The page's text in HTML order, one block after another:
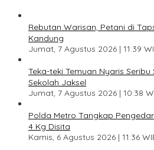
Rebutan Warisan, Petani di
Kandung
Jumat, 7 Agustus 2026 | 11:39
Teka-teki Temuan Nyaris
Sekolah Jaksel
Jumat, 7 Agustus 2026 | 10:38
Polda Metro Tangkap
4 Kg Disita
Kamis, 6 Agustus 2026 | 11:36